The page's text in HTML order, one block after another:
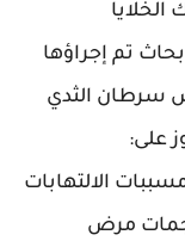
تم إجراؤها
سرطان الثدي
الالتهابات
مرض